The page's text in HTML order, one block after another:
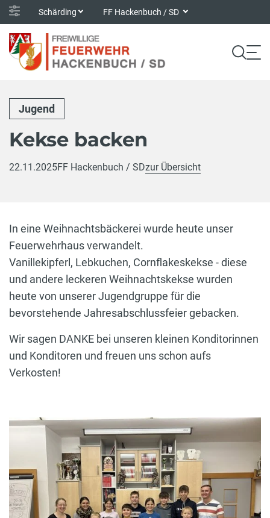
Schärding FF Hackenbuch / SD
Jugend
Kekse backen
22.11.2025FF Hackenbuch / SDzur Übersicht
In eine Weihnachtsbäckerei wurde heute unser
Feuerwehrhaus verwandelt.
Vanillekipferl, Lebkuchen, Cornflakeskekse - diese
und andere leckeren Weihnachtskekse wurden
heute von unserer Jugendgruppe für die
bevorstehende Jahresabschlussfeier gebacken.
Wir sagen DANKE bei unseren kleinen Konditorinnen
und Konditoren und freuen uns schon aufs
Verkosten!